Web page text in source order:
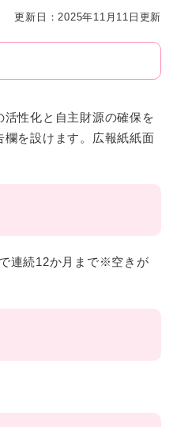
更新日：2025年11月11日更新
性化と自主財源の確保を
欄を設けます。広報紙紙面
連続12か月まで※空きが